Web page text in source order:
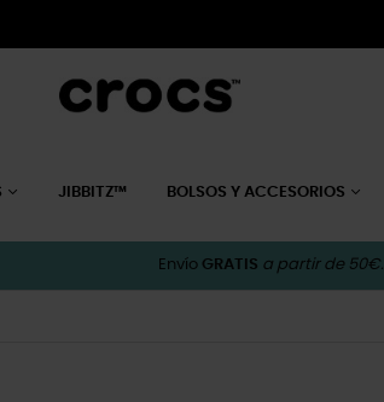
JIBBITZ™ BOLSOS Y ACCESORIOS
Envío GRATIS a partir de 50€.